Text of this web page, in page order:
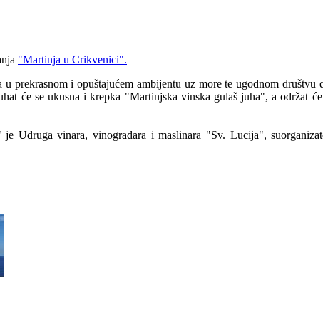
"Martinja u Crikvenici".
prekrasnom i opuštajućem ambijentu uz more te ugodnom
će se ukusna i krepka "Martinjska vinska gulaš juha", a održat
Udruga vinara, vinogradara i maslinara "Sv. Lucija",